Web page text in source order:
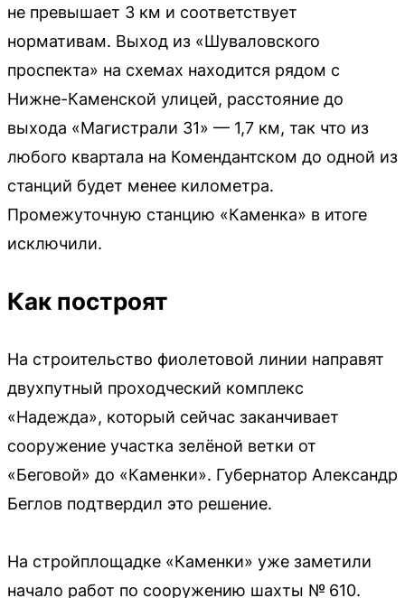
не превышает 3 км и соответствует
нормативам. Выход из «Шуваловского
проспекта» на схемах находится рядом с
Нижне-Каменской улицей, расстояние до
выхода «Магистрали 31» — 1,7 км, так что из
любого квартала на Комендантском до одной из
станций будет менее километра.
Промежуточную станцию «Каменка» в итоге
исключили.
Как построят
На строительство фиолетовой линии направят
двухпутный проходческий комплекс
«Надежда», который сейчас заканчивает
сооружение участка зелёной ветки от
«Беговой» до «Каменки». Губернатор Александр
Беглов подтвердил это решение.
На стройплощадке «Каменки» уже заметили
начало работ по сооружению шахты № 610.